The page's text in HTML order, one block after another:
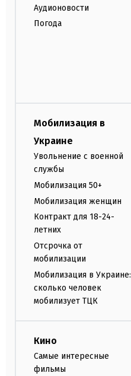
Аудионовости
Погода
Мобилизация в
Украине
Увольнение с военной
службы
Мобилизация 50+
Мобилизация женщин
Контракт для 18-24-
летних
Отсрочка от
мобилизации
Мобилизация в Украине:
сколько человек
мобилизует ТЦК
Кино
Самые интересные
фильмы